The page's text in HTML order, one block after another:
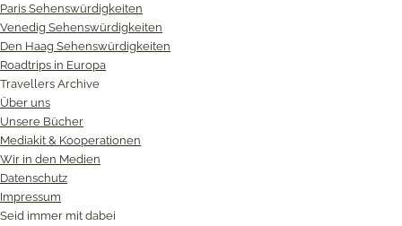
Paris Sehenswürdigkeiten
Venedig Sehenswürdigkeiten
Den Haag Sehenswürdigkeiten
Roadtrips in Europa
Travellers Archive
Über uns
Unsere Bücher
Mediakit & Kooperationen
Wir in den Medien
Datenschutz
Impressum
Seid immer mit dabei